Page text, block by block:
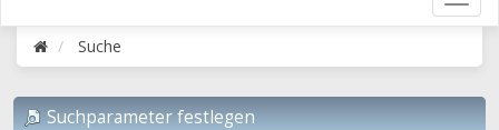
Suche
Suchparameter festlegen